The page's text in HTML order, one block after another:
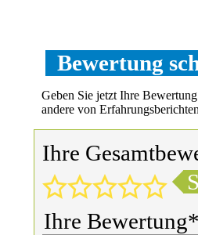
Bewertung
Geben Sie jetzt Ihre
andere von
Ihre
Ihre Bewertung*